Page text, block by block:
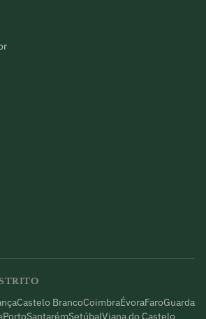
Castelo BrancoCoimbraÉvoraFaroGuarda
PortoSantarémSetúbalViana do Castelo